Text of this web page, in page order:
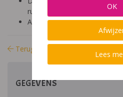
ruimtelijk
Aard: theoretisch
Terug naar bibliotheek
GEGEVENS
OK
Lees